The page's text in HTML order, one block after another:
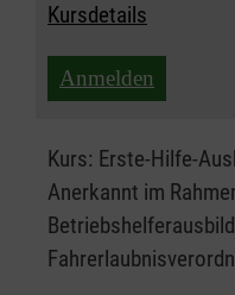
Kursdetails
Anmelden
Kurs: Erste-Hilfe-
Anerkannt im